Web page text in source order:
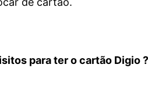
para ter o cartão Digio ?